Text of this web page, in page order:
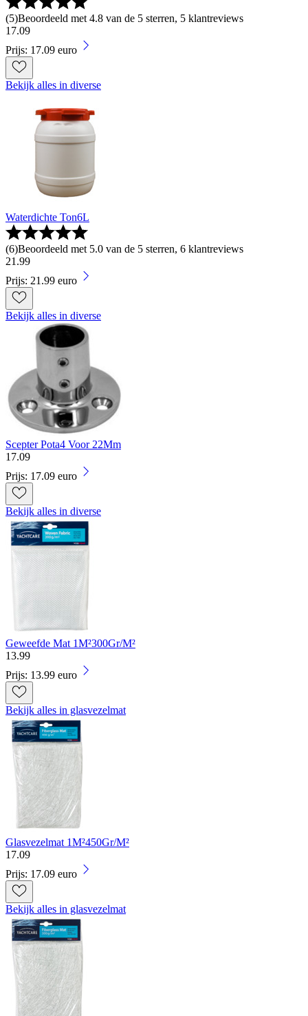
(5)Beoordeeld met 4.8 van de 5 sterren, 5 klantreviews
17.09
Prijs: 17.09 euro
Bekijk alles in diverse
Waterdichte Ton6L
(6)Beoordeeld met 5.0 van de 5 sterren, 6 klantreviews
21 .99
Prijs: 21.99 euro
Bekijk alles in diverse
Scepter Pota4 Voor 22Mm
17.09
Prijs: 17.09 euro
Bekijk alles in diverse
Geweefde Mat 1M²300Gr/M²
13.99
Prijs: 13.99 euro
Bekijk alles in glasvezelmat
Glasvezelmat 1M²450Gr/M²
17.09
Prijs: 17.09 euro
Bekijk alles in glasvezelmat